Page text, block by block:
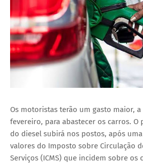
Os motoristas terão um gasto maior,
fevereiro, para abastecer os carros. O
do diesel subirá nos postos, após
valores do Imposto sobre Circulação
Serviços (ICMS) que incidem sobre os